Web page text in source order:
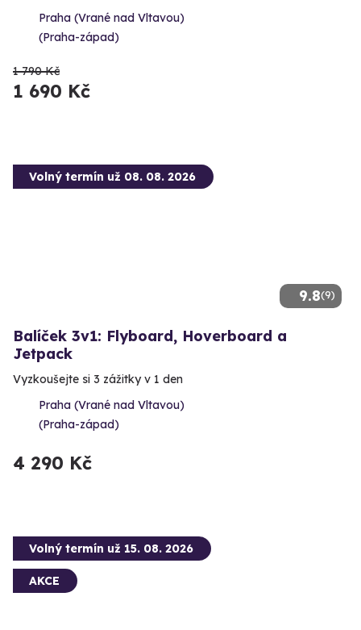
Praha (Vrané nad Vltavou)
(Praha-západ)
1 790 Kč
1 690 Kč
9.8(9)
Volný termín už 08. 08. 2026
Balíček 3v1: Flyboard, Hoverboard a
Jetpack
Vyzkoušejte si 3 zážitky v 1 den
Praha (Vrané nad Vltavou)
(Praha-západ)
4 290 Kč
Volný termín už 15. 08. 2026
AKCE